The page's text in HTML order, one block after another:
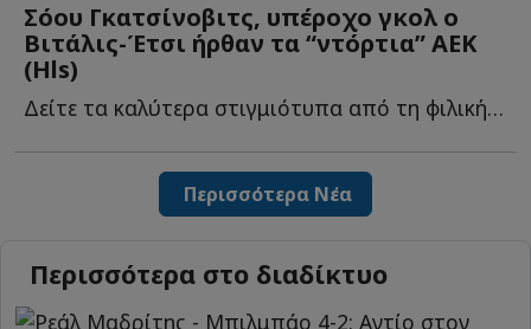
Σόου Γκατσίνοβιτς, υπέροχο γκολ ο
Βιτάλις-Έτσι ήρθαν τα “ντόρτια” ΑΕΚ
(Ηls)
Δείτε τα καλύτερα στιγμιότυπα από τη φιλική νίκη της Έ...
Περισσότερα Νέα
Περισσότερα στο διαδίκτυο